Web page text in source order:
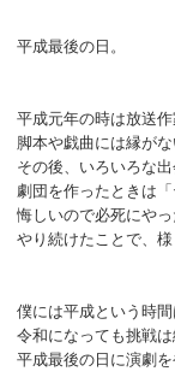
平成最後の日。
平成元年の時は放送
脚本や戯曲には縁がな
その後、いろいろな
劇団を作ったときは
悔しいので必死にやっ
やり続けたことで、
僕には平成という時間
令和になっても挑戦
平成最後の日に演劇を